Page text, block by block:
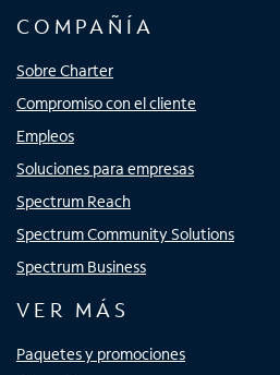
COMPAÑÍA
Sobre Charter
Compromiso con el cliente
Empleos
Soluciones para empresas
Spectrum Reach
Spectrum Community Solutions
Spectrum Business
VER MÁS
Paquetes y promociones